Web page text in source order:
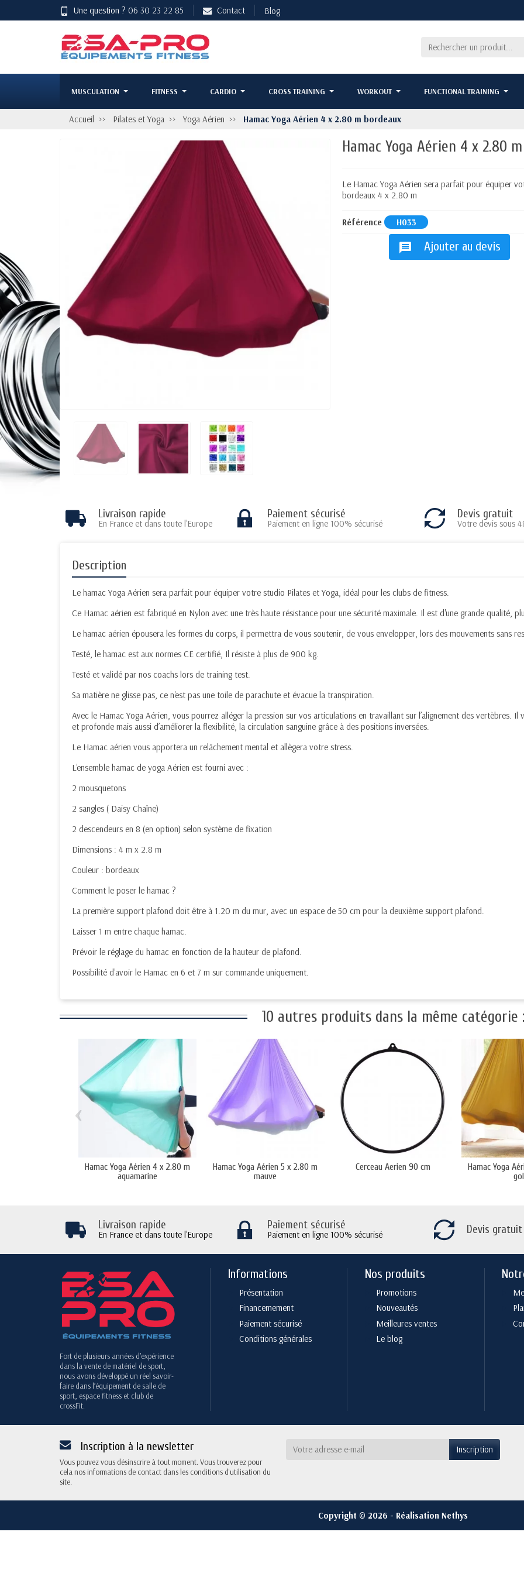
Une question ? 06 30 23 22 85 Contact Blog
MUSCULATION FITNESS CARDIO CROSS TRAINING WORKOUT FUNCTIONAL TRAINING
Accueil Pilates et Yoga Yoga Aérien Hamac Yoga Aérien 4 x 2.80 m bordeaux
Hamac Yoga Aérien 4 x 2.80
Le Hamac Yoga Aérien sera parfait pour équiper
bordeaux 4 x 2.80 m
Référence H033
message Ajouter au devis
Livraison rapide
En France et dans toute l'Europe
Paiement sécurisé
Paiement en ligne 100% sécurisé
Devis gratuit
Votre devis sous
Description
Le hamac Yoga Aérien sera parfait pour équiper votre studio Pilates et Yoga, idéal pour les clubs de fitness.
Ce Hamac aérien est fabriqué en Nylon avec une très haute résistance pour une sécurité maximale. Il est d'une grande qualité,
Le hamac aérien épousera les formes du corps, il permettra de vous soutenir, de vous envelopper, lors des mouvements sans
Testé, le hamac est aux normes CE certifié, Il résiste à plus de 900 kg.
Testé et validé par nos coachs lors de training test.
Sa matière ne glisse pas, ce n'est pas une toile de parachute et évacue la transpiration.
Avec le Hamac Yoga Aérien, vous pourrez alléger la pression sur vos articulations en travaillant sur l’alignement des vertèbres.
et profonde mais aussi d’améliorer la flexibilité, la circulation sanguine grâce à des positions inversées.
Le Hamac aérien vous apportera un relâchement mental et allègera votre stress.
L'ensemble hamac de yoga Aérien est fourni avec :
2 mousquetons
2 sangles ( Daisy Chaîne)
2 descendeurs en 8 (en option) selon système de fixation
Dimensions : 4 m x 2.8 m
Couleur : bordeaux
Comment le poser le hamac ?
La première support plafond doit être à 1.20 m du mur, avec un espace de 50 cm pour la deuxième support plafond.
Laisser 1 m entre chaque hamac.
Prévoir le réglage du hamac en fonction de la hauteur de plafond.
Possibilité d'avoir le Hamac en 6 et 7 m sur commande uniquement.
10 autres produits dans la même catégorie
Hamac Yoga Aérien 4 x 2.80 m
aquamarine
Hamac Yoga Aérien 5 x 2.80 m
mauve
Cerceau Aerien 90 cm
Hamac Yoga
‹
Livraison rapide
En France et dans toute l'Europe
Paiement sécurisé
Paiement en ligne 100% sécurisé Devis gratuit
Fort de plusieurs années d’expérience
dans la vente de matériel de sport,
nous avons développé un réel savoir-
faire dans l’équipement de salle de
sport, espace fitness et club de
crossFit.
Informations
Présentation
Financemement
Paiement sécurisé
Conditions générales
Nos produits
Promotions
Nouveautés
Meilleures ventes
Le blog
Inscription à la newsletter
Vous pouvez vous désinscrire à tout moment. Vous trouverez pour
cela nos informations de contact dans les conditions d'utilisation du
site.
Copyright © 2026 - Réalisation Nethys